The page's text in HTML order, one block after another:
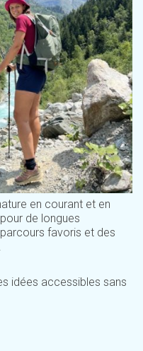
en courant et en
de longues
favoris et des
idées accessibles sans